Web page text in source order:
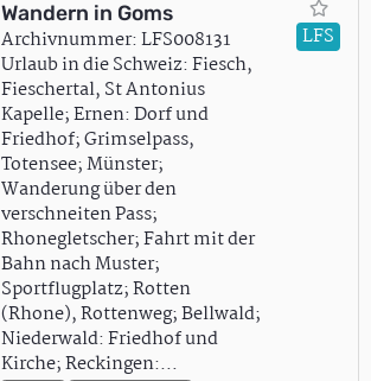
Wandern in Goms
Archivnummer: LFS008131
Urlaub in die Schweiz: Fiesch,
Fieschertal, St Antonius
Kapelle; Ernen: Dorf und
Friedhof; Grimselpass,
Totensee; Münster;
Wanderung über den
verschneiten Pass;
Rhonegletscher; Fahrt mit der
Bahn nach Muster;
Sportflugplatz; Rotten
(Rhone), Rottenweg; Bellwald;
Niederwald: Friedhof und
Kirche; Reckingen:…
LFS